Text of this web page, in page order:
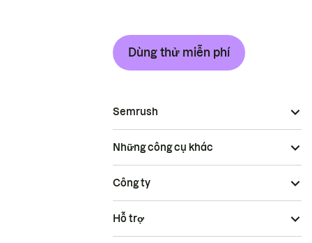
Dùng thử miễn phí
Semrush
Những công cụ khác
Công ty
Hỗ trợ